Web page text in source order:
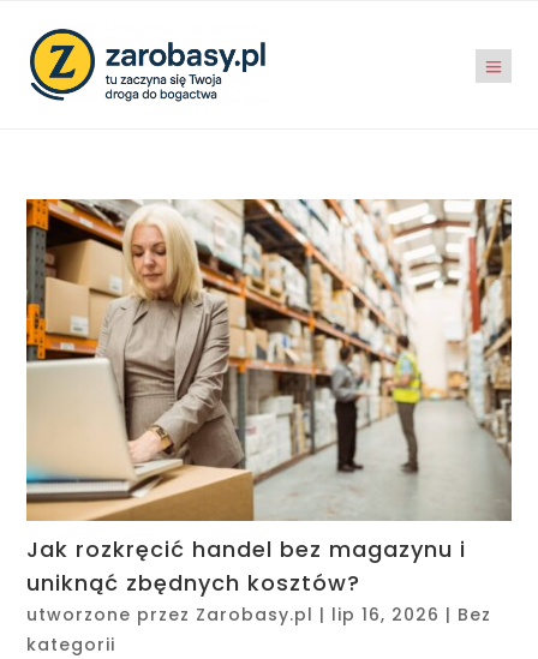
Jak rozkręcić handel bez magazynu i
uniknąć zbędnych kosztów?
utworzone przez Zarobasy.pl | lip 16, 2026 | Bez
kategorii